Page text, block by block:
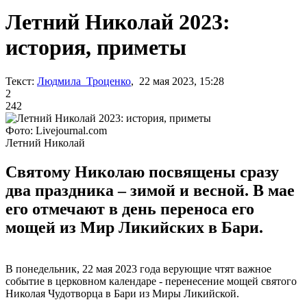
Летний Николай 2023:
история, приметы
Текст: Людмила Троценко, 22 мая 2023, 15:28
2
242
Фото: Livejournal.com
Летний Николай
Святому Николаю посвящены сразу
два праздника – зимой и весной. В мае
его отмечают в день переноса его
мощей из Мир Ликийских в Бари.
В понедельник, 22 мая 2023 года верующие чтят важное
событие в церковном календаре - перенесение мощей святого
Николая Чудотворца в Бари из Миры Ликийской.